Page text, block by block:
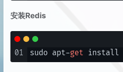
安装Redis
01 sudo apt-get